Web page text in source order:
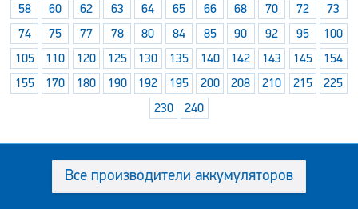
58
60 62 63 64 65 66 68 70 72
73
74
75 77 78 80 84 85 90 92 95
100
105
110 120 125 130 135 140 142 143 145
154
155
170 180 190 192 195 200 208 210 215
225
230
240
Все производители аккумуляторов